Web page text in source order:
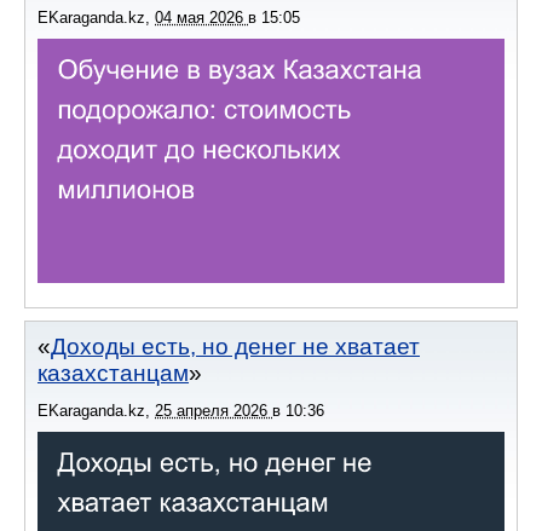
EKaraganda.kz 04 мая 2026 в 15:05
Доходы есть, но денег не хватает
казахстанцам
EKaraganda.kz 25 апреля 2026 в 10:36